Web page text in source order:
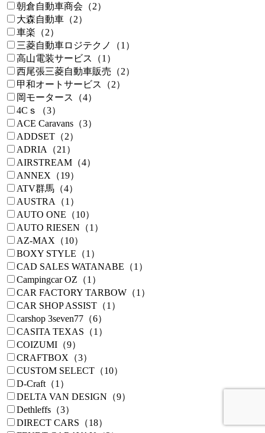
朝倉自動車商会（2）
大森自動車（2）
車楽（2）
三菱自動車ロジテクノ（1）
高山電装サービス（1）
西尾張三菱自動車販売（2）
甲和オートサービス（2）
岡モータース（4）
4Cｓ（3）
ACE Caravans（3）
ADDSET（2）
ADRIA（21）
AIRSTREAM（4）
ANNEX（19）
ATV群馬（4）
AUSTRA（1）
AUTO ONE（10）
AUTO RIESEN（1）
AZ-MAX（10）
BOXY STYLE（1）
CAD SALES WATANABE（1）
Campingcar OZ（1）
CAR FACTORY TARBOW（1）
CAR SHOP ASSIST（1）
carshop 3seven77（6）
CASITA TEXAS（1）
COIZUMI（9）
CRAFTBOX（3）
CUSTOM SELECT（10）
D-Craft（1）
DELTA VAN DESIGN（9）
Dethleffs（3）
DIRECT CARS（18）